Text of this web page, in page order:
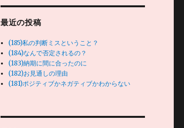
最近の投稿
(185)私の判断ミスということ？
(184)なんで否定されるの？
(183)納期に間に合ったのに
(182)お見通しの理由
(181)ポジティブかネガティブかわからない